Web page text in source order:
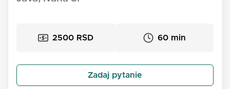
2500 RSD 60 min
Zadaj pytanie